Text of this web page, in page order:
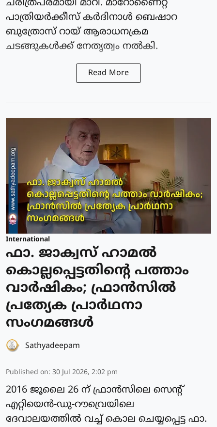
ചരിത്രപരമായി മാറി. മാറോണൈറ്റ്
പാത്രിയര്‍ക്കീസ് കർദിനാള്‍ ബെഷാറ
ബുത്രോസ് റായ് ആരാധനക്രമ
ചടങ്ങുകള്‍ക്ക് നേതൃത്വം നല്‍കി.
Read More
International
ഫാ. ജാക്വസ് ഹാമല്‍
കൊല്ലപ്പെട്ടതിന്റെ പത്താം
വാര്‍ഷികം; ഫ്രാന്‍സില്‍
പ്രത്യേക പ്രാർഥനാ
സംഗമങ്ങള്‍
Sathyadeepam
Published on: 30 Jul 2026, 2:02 pm
2016 ജൂലൈ 26 ന് ഫ്രാന്‍സിലെ സെന്റ്
എറ്റിയെന്‍-ഡു-റൗവ്രെയിലെ
ദേവാലയത്തില്‍ വച്ച് കൊല ചെയ്യപ്പെട്ട ഫാ.